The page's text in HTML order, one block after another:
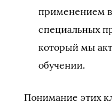
применением
специальных
который мы
обучении.
Понимание этих